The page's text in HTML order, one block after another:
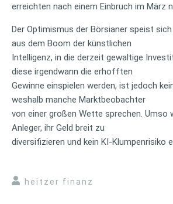
erreichten nach einem Einbruch im März
Der Optimismus der Börsianer speist
aus dem Boom der künstlichen
Intelligenz, in die derzeit gewaltige
diese irgendwann die erhofften
Gewinne einspielen werden, ist jedoch
weshalb manche Marktbeobachter
von einer großen Wette sprechen.
Anleger, ihr Geld breit zu
diversifizieren und kein KI-Klumpenrisiko
heitzer finanz